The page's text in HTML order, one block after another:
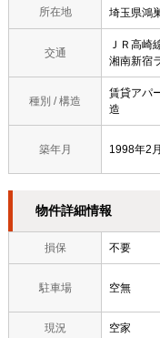
所在地 埼玉県鴻
交通
ＪＲ高崎
湘南新宿
種別 / 構造
賃貸アパ
造
築年月 1998年2
物件詳細情報
損保 不要
駐車場 空無
現況 空家